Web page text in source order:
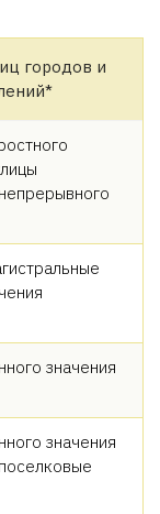
городов и
значения
значения